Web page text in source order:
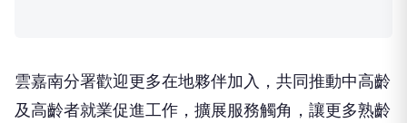
就業環境，協助熟齡人才持續發揮價值，也協助企業
因應缺工及人才永續發展需求。